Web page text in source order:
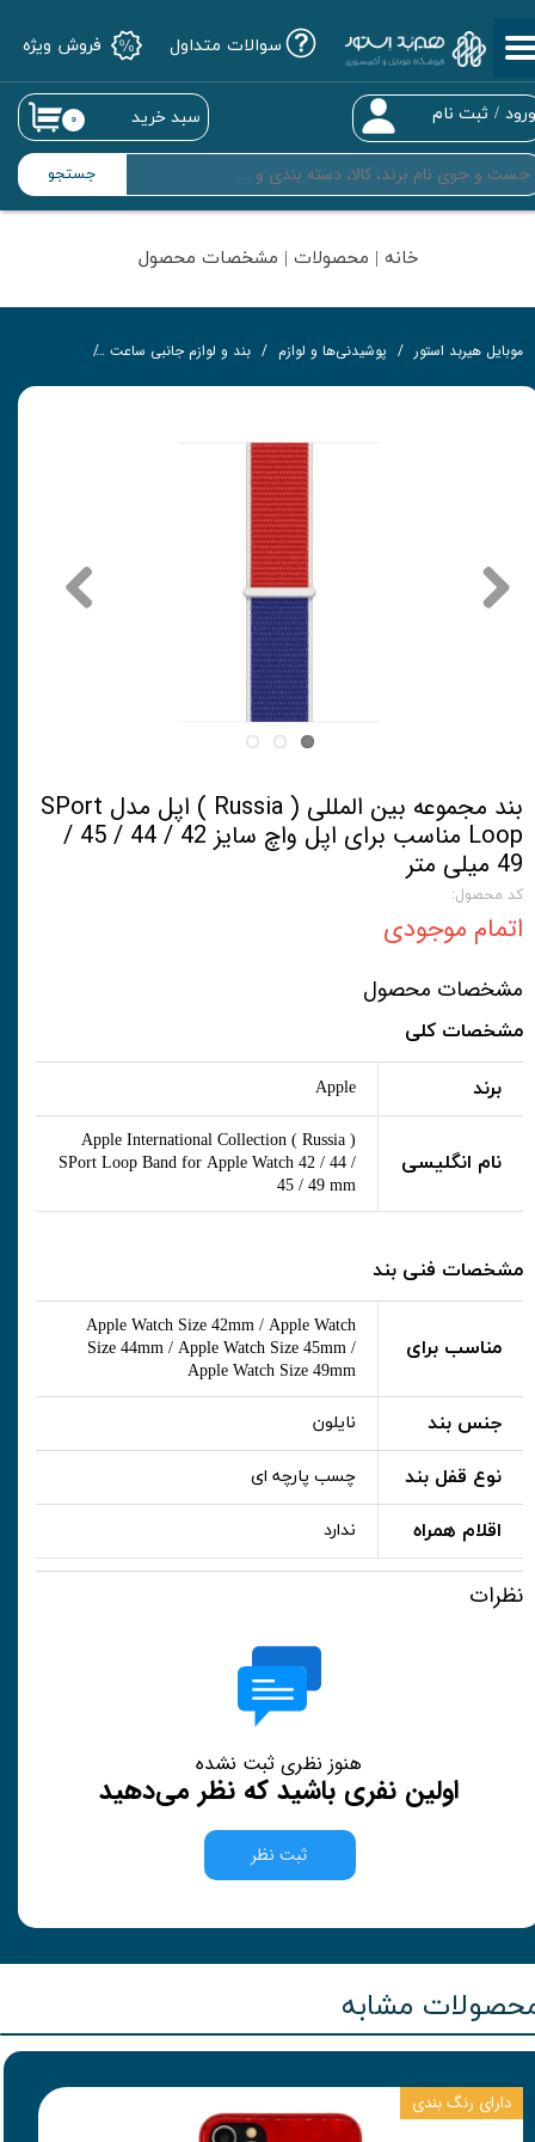
جستجو
/ ثبت نام
حساب کاربری من
تغییر گذر واژه
سفارشات
خروج از حساب کاربری
۰ سبد خرید
سوالات متداول فروش ویژه
خانه | محصولات | مشخصات محصول
موبایل هیربد استور پوشیدنی‌ها و لوازم بند و لوازم جانبی ساعت
بند مجموعه بین المللی ( Russia ) اپل مدل SPort
Loop مناسب برای اپل واچ سایز 42 / 44 / 45 /
49 میلی متر
کد محصول:
اتمام موجودی
مشخصات محصول
مشخصات کلی
برند Apple
نام انگلیسی
Apple International Collection ( Russia )
SPort Loop Band for Apple Watch 42 / 44 /
45 / 49 mm
مشخصات فنی بند
مناسب برای
Apple Watch Size 42mm / Apple Watch
Size 44mm / Apple Watch Size 45mm /
Apple Watch Size 49mm
جنس بند نایلون
نوع قفل بند چسب پارچه ای
اقلام همراه ندارد
نظرات
هنوز نظری ثبت نشده
اولین نفری باشید که نظر می‌دهید
ثبت نظر
مشابه
دارای رنگ بندی